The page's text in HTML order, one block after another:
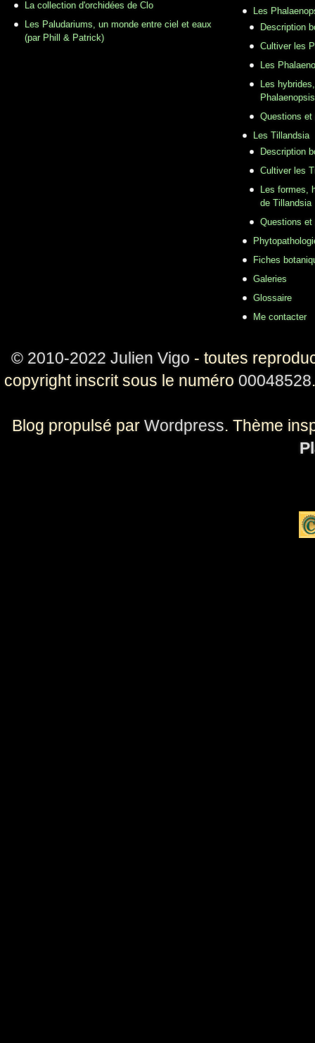
La collection d'orchidées de Clo
Les Paludariums, un monde entre ciel et eaux
(par Phill & Patrick)
Les
Description
Cultiver les
Les
Les
Phalaenopsis
Questions et
Les Tillandsia
Description
Cultiver les
Les formes,
de Tillandsia
Questions et
Fiches
Galeries
Glossaire
Me contacter
© 2010-2022 Julien Vigo - toutes
copyright inscrit sous le numéro 00048528
Blog propulsé par Wordpress. Thème